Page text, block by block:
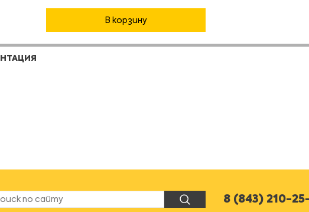
В корзину
8 (843) 210-